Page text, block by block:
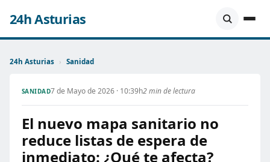
24h Asturias
24h Asturias › Sanidad
SANIDAD7 de Mayo de 2026 · 10:39h2 min de lectura
El nuevo mapa sanitario no
reduce listas de espera de
inmediato: ¿Qué te afecta?